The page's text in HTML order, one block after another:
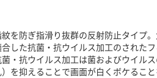
紋を防ぎ指滑り抜群の反射防止タイプ
合した抗菌・抗ウイルス加工のされたフ
菌・抗ウイルス加工は菌およびウイル
）を抑えることで画面が白くボケるこ